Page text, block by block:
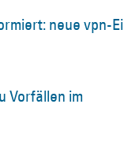
neue vpn-
Vorfällen im